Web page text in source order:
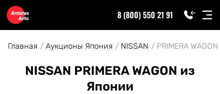
8 (800) 550 21 91
Главная Аукционы Япония NISSAN PRIMERA WAGON
NISSAN PRIMERA WAGON из
Японии